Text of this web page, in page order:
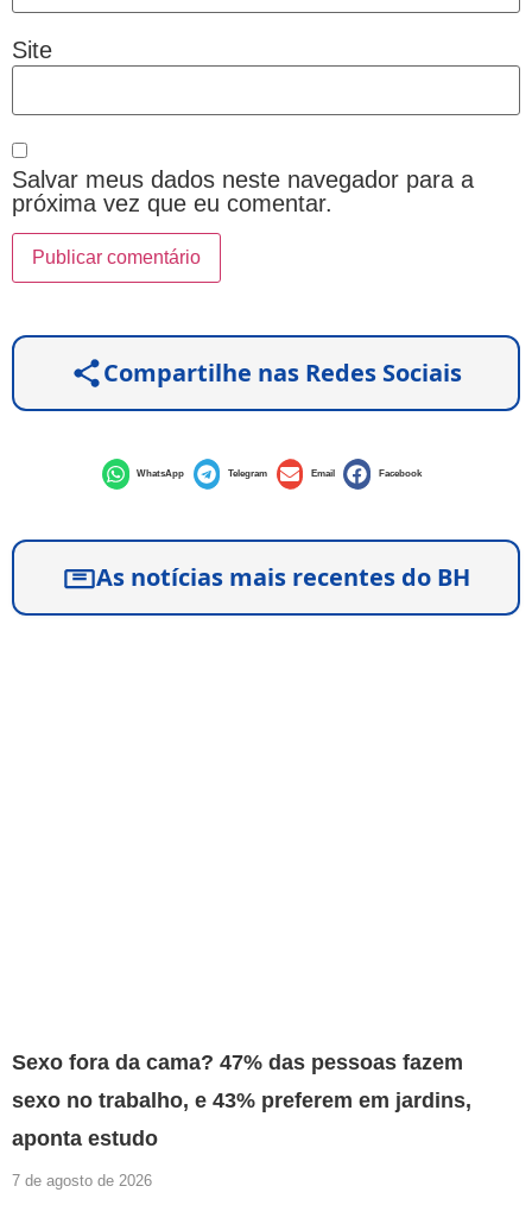
Site
Salvar meus dados neste navegador para a
próxima vez que eu comentar.
Compartilhe nas Redes Sociais
WhatsApp Telegram Email Facebook
As notícias mais recentes do BH
Sexo fora da cama? 47% das pessoas fazem
sexo no trabalho, e 43% preferem em jardins,
aponta estudo
7 de agosto de 2026